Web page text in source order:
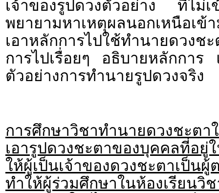
เจ้าของรูปดวงตัวอย่าง ที่ไ
พยายามหาเหตุผลนอกเหนือเ
เอาหลักการไปใช้ทำนายดวงช
การไปเรื่อยๆ อธิบายหลักกา
ตัวอย่างการทำนายรูปดวงจริง
การศึกษาวิชาทำนายดวงชะต
เอารูปดวงชะตาของบุคคลที่อ
ให้ผู้เป็นเจ้าของดวงชะตาเ
ทำให้ผู้ร่วมศึกษาในห้องเรีย